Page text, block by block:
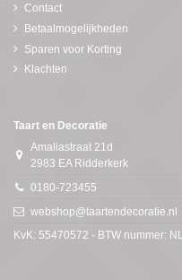
Contact
Betaalmogelijkheden
Sparen voor Korting
Klachten
Taart en Decoratie
Amaliastraat 21d
2983 EA Ridderkerk
0180-723455
webshop@taartendecoratie.nl
KvK: 55470572 - BTW nummer: